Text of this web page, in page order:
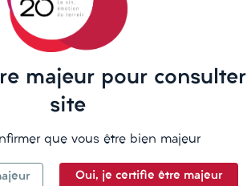
et beaucoup de tension
majeur pour
site
que vous être bien majeur
Oui, je certifie être majeur